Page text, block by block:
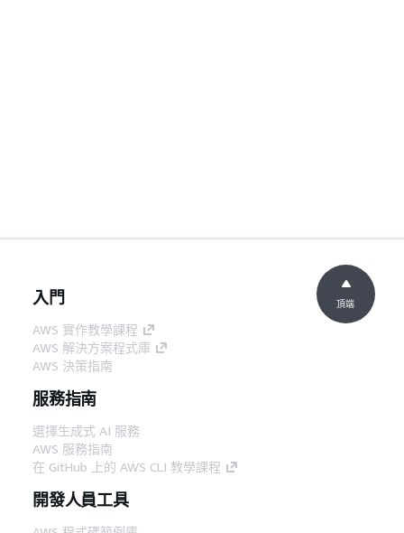
入門
AWS 實作教學課程
AWS 解決方案程式庫
AWS 決策指南
服務指南
選擇生成式 AI 服務
AWS 服務指南
在 GitHub 上的 AWS CLI 教學課程
開發人員工具
頂端